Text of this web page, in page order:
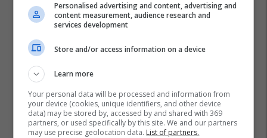
Personalised advertising and content, advertising and
content measurement, audience research and
services development
Store and/or access information on a device
Learn more
Your personal data will be processed and information from
your device (cookies, unique identifiers, and other device
data) may be stored by, accessed by and shared with 369
partners, or used specifically by this site. We and our partners
may use precise geolocation data. List of partners.